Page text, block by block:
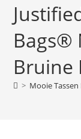
Bags®
Bruine
> Mooie